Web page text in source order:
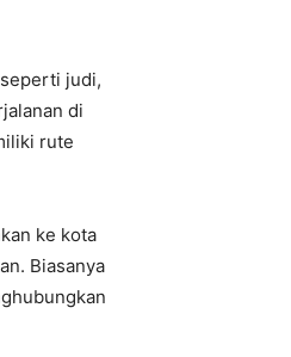
judi,
di
rute
ke kota
Biasanya